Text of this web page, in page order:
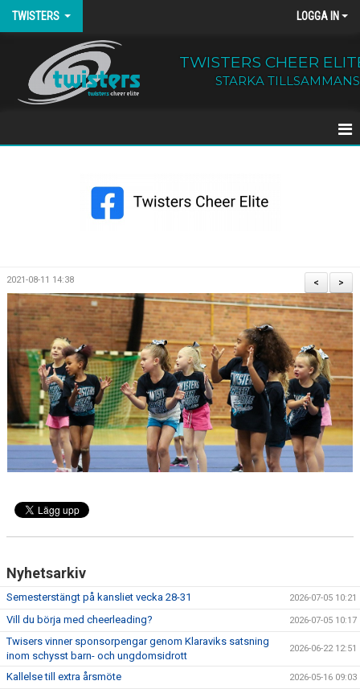
TWISTERS LOGGA IN
TWISTERS CHEER
STARKA TILLSAMMANS
KALENDER
KONTAKT
EXTRATRÄNING
KLÄDER & MERCH
TWIST CHEER COMP
>
<
2021-08-11 14:38
Nyhetsarkiv
Semesterstängt på kansliet vecka 28-31 2026-07-05 10:21
Vill du börja med cheerleading? 2026-07-05 10:17
Twisers vinner sponsorpengar genom Klaraviks satsning
inom schysst barn- och ungdomsidrott
2026-06-22 12:51
Kallelse till extra årsmöte 2026-05-16 09:03